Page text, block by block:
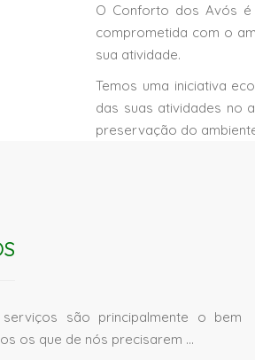
O Conforto dos Avós é
comprometida com o
sua atividade.
Temos uma iniciativa
das suas atividades no
preservação do
são principalmente o bem
os que de nós precisarem …